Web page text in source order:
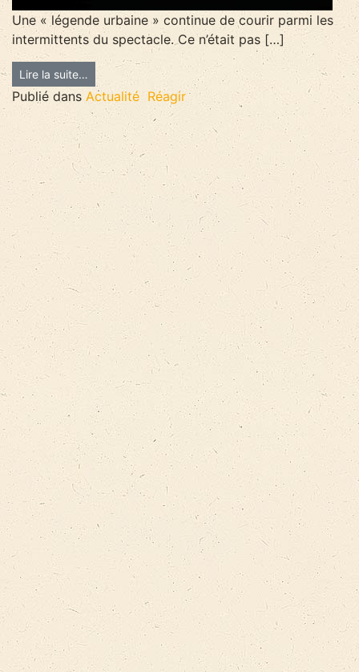
Une « légende urbaine » continue de courir parmi les
intermittents du spectacle. Ce n’était pas […]
Lire la suite…
Publié dans Actualité Réagir